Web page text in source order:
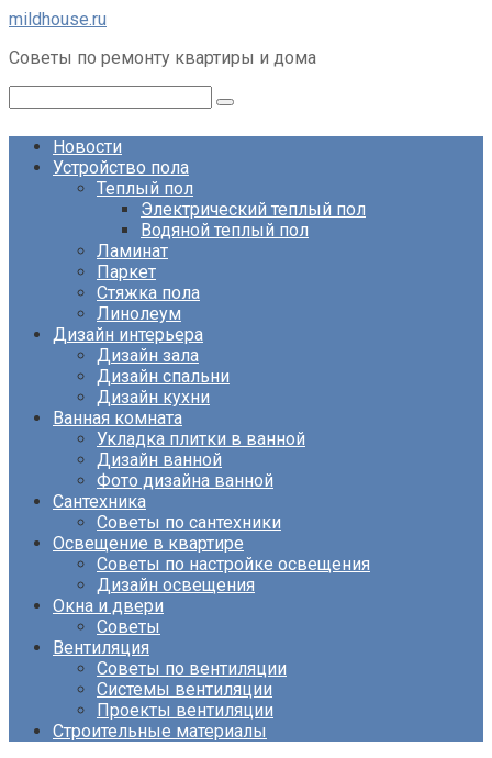
Перейти
контенту
mildhouse.ru
Советы по ремонту квартиры и дома
Новости
Устройство пола
Теплый пол
Электрический теплый пол
Водяной теплый пол
Ламинат
Паркет
Стяжка пола
Линолеум
Дизайн интерьера
Дизайн зала
Дизайн спальни
Дизайн кухни
Ванная комната
Укладка плитки в ванной
Дизайн ванной
Фото дизайна ванной
Сантехника
Советы по сантехники
Освещение в квартире
Советы по настройке освещения
Дизайн освещения
Окна и двери
Советы
Вентиляция
Советы по вентиляции
Системы вентиляции
Проекты вентиляции
Строительные материалы